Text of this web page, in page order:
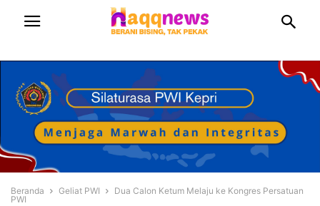
Beranda Geliat PWI
Dua Calon Ketum Melaju ke Kongres Persatuan
PWI